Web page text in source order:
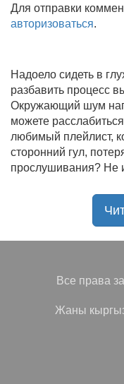
Для отправки
авторизоваться.
Надоело сидеть в
разбавить процесс
Окружающий шум
можете
любимый плейлист,
сторонний гул,
прослушивания? Не
представления, где
на замену старому?
радостью
чудесную подборку
старых и новых
популярные
Все права
Жаны